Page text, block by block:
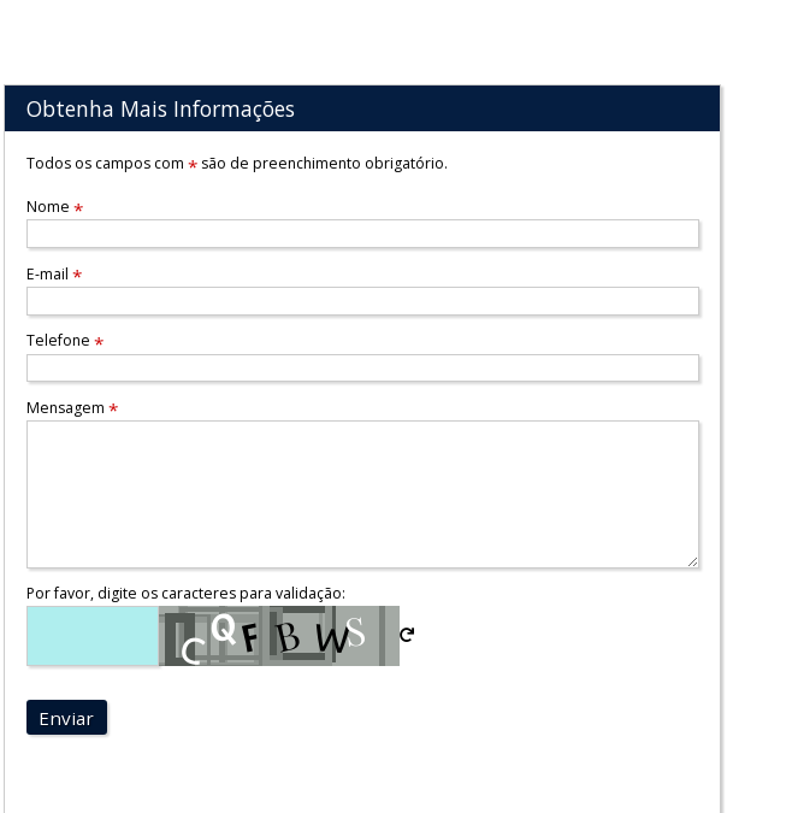
Obtenha Mais Informações
Todos os campos com *são de preenchimento obrigatório.
Nome *
E-mail *
Telefone *
Mensagem *
Por favor, digite os caracteres para validação:
Enviar